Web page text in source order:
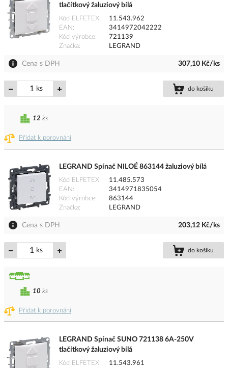
tlačítkový žaluziový bílá
Kód ELFETEX
11.543.962
EAN
3414972042222
Kód výrobce
721139
Značka
LEGRAND
Cena s DPH 307,10 Kč/ks
ks do košíku
Přidat k porovnání
12 ks
LEGRAND Spínač NILOÉ 863144 žaluziový bílá
Kód ELFETEX
11.485.573
EAN
3414971835054
Kód výrobce
863144
Značka
LEGRAND
Cena s DPH 203,12 Kč/ks
ks do košíku
Přidat k porovnání
10 ks
LEGRAND Spínač SUNO 721138 6A-250V
tlačítkový žaluziový bílá
Kód ELFETEX
11.543.961